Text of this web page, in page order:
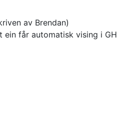
av Brendan)
får automatisk vising i GH